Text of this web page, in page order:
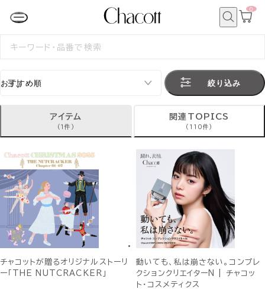
カ
0
検
絞り込み
アイテム
(1件)
関連TOPICS
(110件)
チャコットが贈るオリジナルストーリ
ー「THE NUTCRACKER」
動いても、私は崩さない。コンプレ
クションクリエイターN | チャコッ
ト・コスメティクス